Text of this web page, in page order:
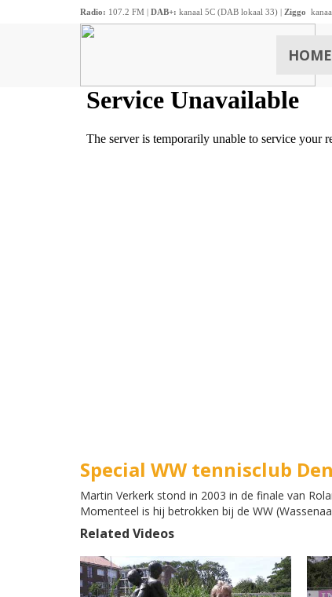
Radio: 107.2 FM | DAB+: kanaal 5C (DAB lokaal 33) | Ziggo
HOME
Special WW tennisclub
Martin Verkerk stond in 2003 in de finale van
Momenteel is hij betrokken bij de WW
Related Videos